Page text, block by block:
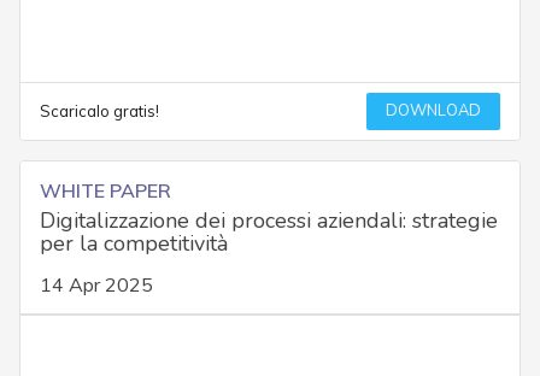
Scaricalo gratis! DOWNLOAD
WHITE PAPER
Digitalizzazione dei processi aziendali: strategie
per la competitività
14 Apr 2025